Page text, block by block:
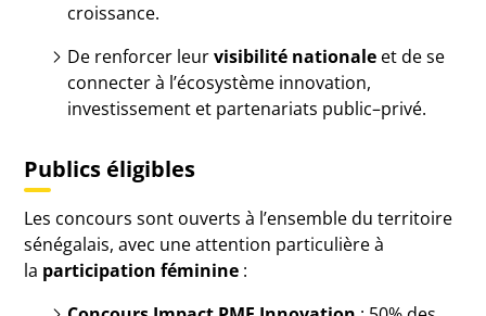
croissance.
De renforcer leurvisibilité nationale et de se
connecter à l’écosystème innovation,
investissement et partenariats public–privé.
Publics éligibles
Les concours sont ouverts à l’ensemble du territoire
sénégalais, avec une attention particulière à
la participation féminine :